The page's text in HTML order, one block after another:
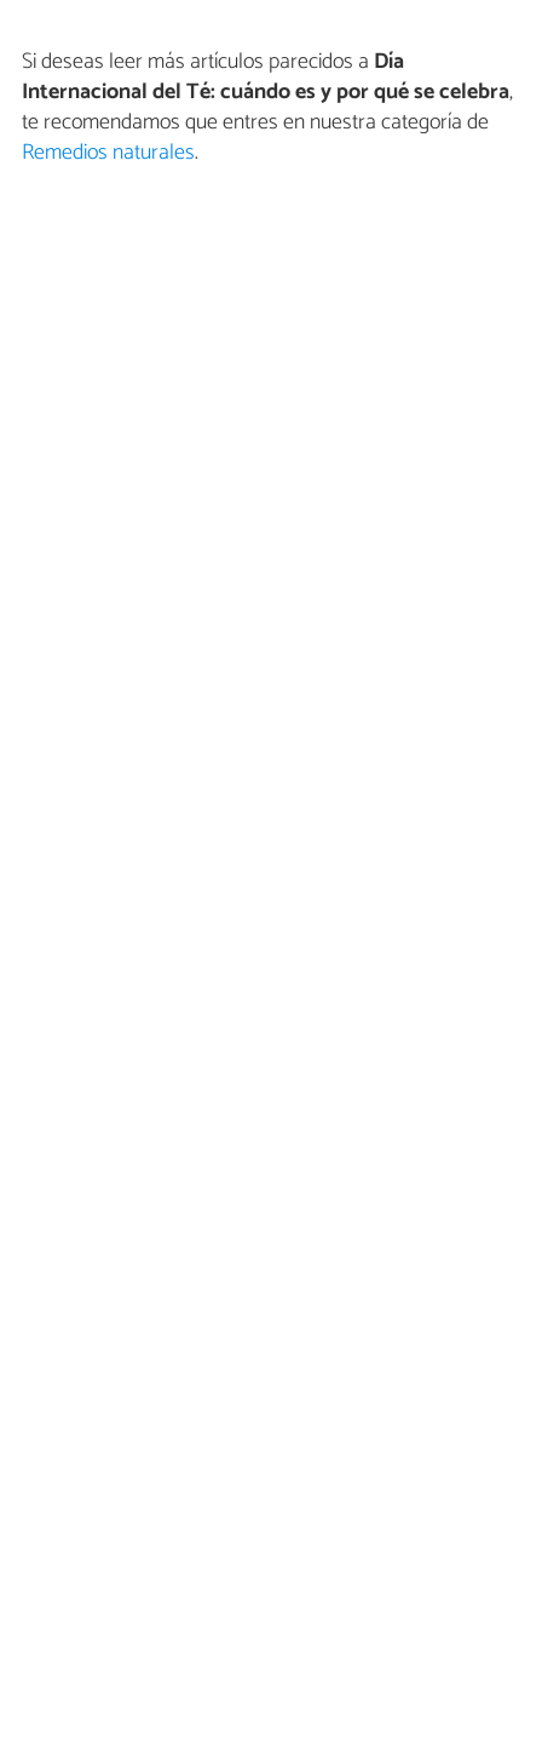
Si deseas leer más artículos parecidos a Día
Internacional del Té: cuándo es y por qué se celebra,
te recomendamos que entres en nuestra categoría de
Remedios naturales.